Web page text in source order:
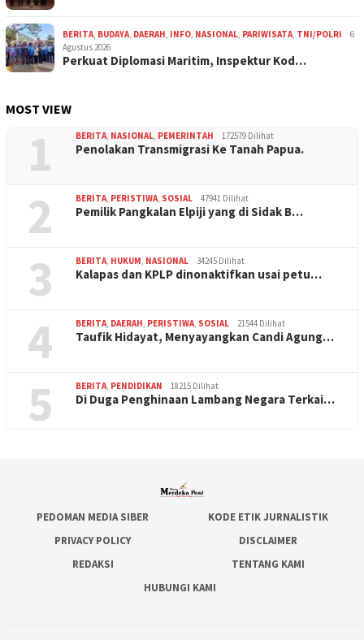
BERITA BUDAYA DAERAH INFO NASIONAL PARIWISATA TNI/POLRI
6
Agustus 2026
Perkuat Diplomasi Maritim, Inspektur Kod…
MOST VIEW
1 BERITA NASIONAL PEMERINTAH 172579 Dilihat
Penolakan Transmigrasi Ke Tanah Papua.
2 BERITA PERISTIWA SOSIAL 47941 Dilihat
Pemilik Pangkalan Elpiji yang di Sidak B…
3 BERITA HUKUM NASIONAL 34245 Dilihat
Kalapas dan KPLP dinonaktifkan usai petu…
4 BERITA DAERAH PERISTIWA SOSIAL 21544 Dilihat
Taufik Hidayat, Menyayangkan Candi Agung…
5 BERITA PENDIDIKAN 18215 Dilihat
Di Duga Penghinaan Lambang Negara Terkai…
PEDOMAN MEDIA SIBER
KODE ETIK JURNALISTIK
PRIVACY POLICY
DISCLAIMER
REDAKSI
TENTANG KAMI
HUBUNGI KAMI